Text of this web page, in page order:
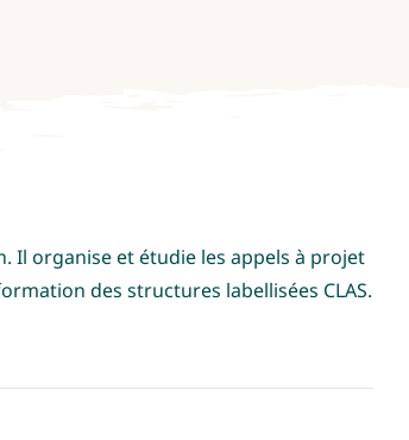
Il organise et étudie les appels à projet
des structures labellisées CLAS.